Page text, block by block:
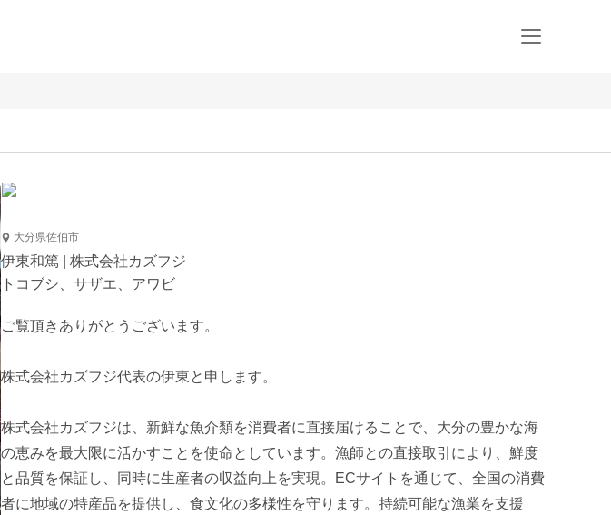
大分県佐伯市
伊東和篤 | 株式会社カズフジ
トコブシ、サザエ、アワビ
ご覧頂きありがとうございます。
株式会社カズフジ代表の伊東と申します。
株式会社カズフジは、新鮮な魚介類を消費者に直接届けることで、大分の豊かな海
の恵みを最大限に活かすことを使命としています。漁師との直接取引により、鮮度
と品質を保証し、同時に生産者の収益向上を実現。ECサイトを通じて、全国の消費
者に地域の特産品を提供し、食文化の多様性を守ります。持続可能な漁業を支援